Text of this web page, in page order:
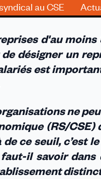
au CSE
d'au
désigner un
est
ne
(RS/
de ce seuil, c’est
il savoir dans